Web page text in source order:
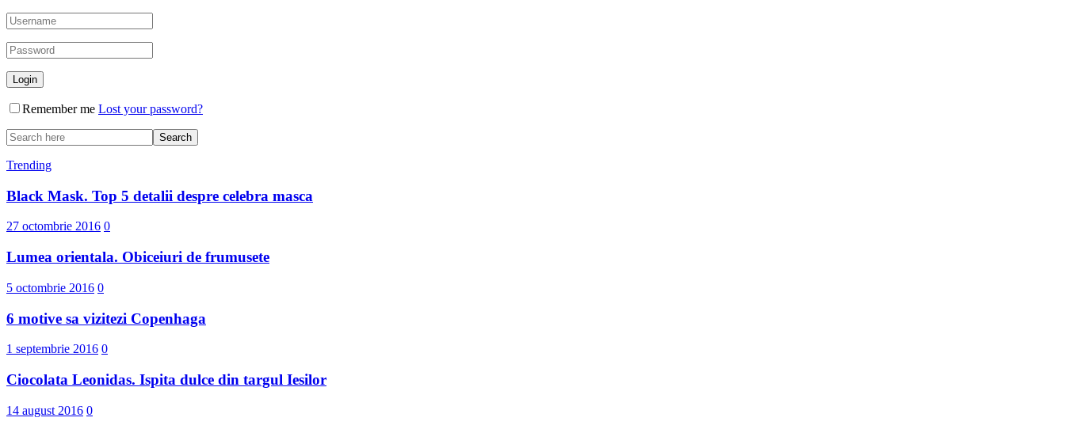
Remember me Lost your password?
Trending
Black Mask. Top 5 detalii despre celebra masca
27 octombrie 2016 0
Lumea orientala. Obiceiuri de frumusete
5 octombrie 2016 0
6 motive sa vizitezi Copenhaga
1 septembrie 2016 0
Ciocolata Leonidas. Ispita dulce din targul Iesilor
14 august 2016 0